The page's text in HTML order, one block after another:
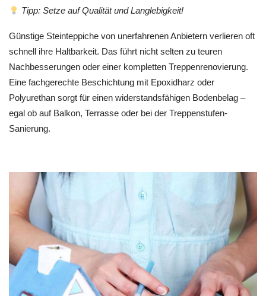
Tipp: Setze auf Qualität und Langlebigkeit!
Günstige Steinteppiche von unerfahrenen Anbietern verlieren oft
schnell ihre Haltbarkeit. Das führt nicht selten zu teuren
Nachbesserungen oder einer kompletten Treppenrenovierung.
Eine fachgerechte Beschichtung mit Epoxidharz oder
Polyurethan sorgt für einen widerstandsfähigen Bodenbelag –
egal ob auf Balkon, Terrasse oder bei der Treppenstufen-
Sanierung.